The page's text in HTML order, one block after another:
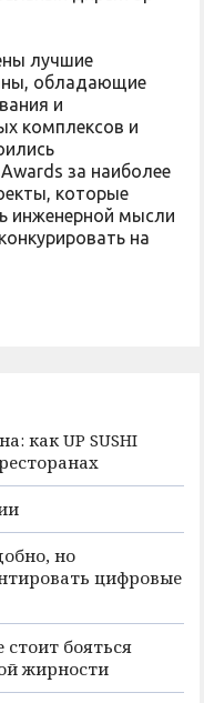
лучшие
обладающие
и
комплексов и
за наиболее
которые
инженерной мысли
на
как UP SUSHI
но
цифровые
бояться
жирности